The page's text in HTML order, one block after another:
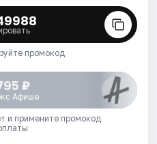
промокод
₽
Афише
и примените промокод